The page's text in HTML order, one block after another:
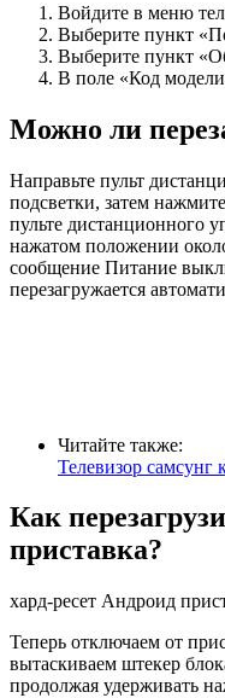
Войдите в меню
Выберите пункт
Выберите пункт
В поле «Код
Можно ли
Направьте пульт
подсветки, затем
пульте дистанционного
нажатом положении
сообщение Питание
перезагружается
Читайте также:
Телевизор самсунг
Как
приставка?
хард-ресет Андроид
Теперь отключаем от
вытаскиваем штекер
продолжая удерживать